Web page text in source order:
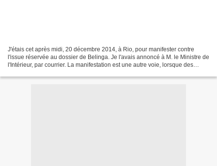
J'étais cet après midi, 20 décembre 2014, à Rio, pour manifester contre
l'issue réservée au dossier de Belinga. Je l'avais annoncé à M. le Ministre de
l'Intérieur, par courrier. La manifestation est une autre voie, lorsque des